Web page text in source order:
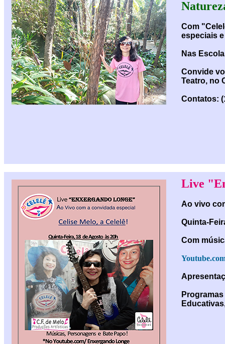
Com
especiais
Nas
Convide
Teatro, no
Contatos:
Live
Ao vivo
Quinta-
Com